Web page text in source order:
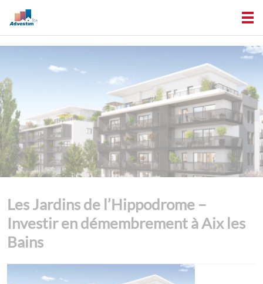
Les Jardins de l’Hippodrome –
Investir en démembrement à Aix les
Bains